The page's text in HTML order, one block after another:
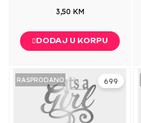
3,50 KM
DODAJ U KORPU
699
RASPRODANO